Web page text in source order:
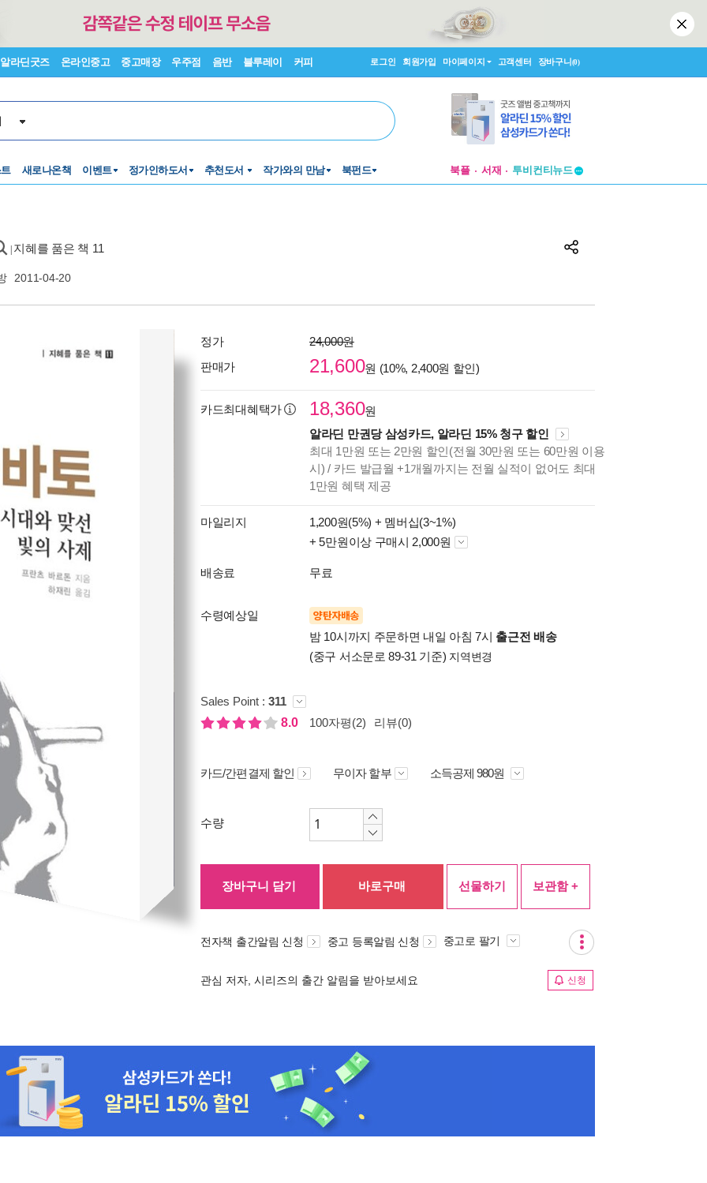
알라딘굿즈 온라인중고 중고매장 우주점 음반 블루레이 커피 로그인 회원가입 마이페이지 고객센터 장바구니(0)
새로나온책 이벤트 정가인하도서 추천도서 작가와의 만남 북펀드 북플 서재
창작플랫폼
지혜를 품은 책 11
2011-04-20
정가
24,000원
판매가
21,600원 (10%, 2,400원 할인)
카드최대혜택가 18,360원
알라딘 만권당 삼성카드, 알라딘 15% 청구 할인
최대 1만원 또는 2만원 할인(전월 30만원 또는 60만원 이용
시) / 카드 발급월 +1개월까지는 전월 실적이 없어도 최대
1만원 혜택 제공
마일리지 1,200원(5%) + 멤버십(3~1%)
+ 5만원이상 구매시 2,000원
배송료 무료
수령예상일 양탄자배송
밤 10시까지 주문하면 내일 아침 7시 출근전 배송
(중구 서소문로 89-31 기준) 지역변경
Sales Point : 311
8.0
100자평(2) 리뷰(0)
카드/간편결제 할인 무이자 할부 소득공제 980원
수량
장바구니 담기 바로구매 선물하기 보관함 +
전자책 출간알림 신청 중고 등록알림 신청 중고로 팔기
관심 저자, 시리즈의 출간 알림을 받아보세요 신청